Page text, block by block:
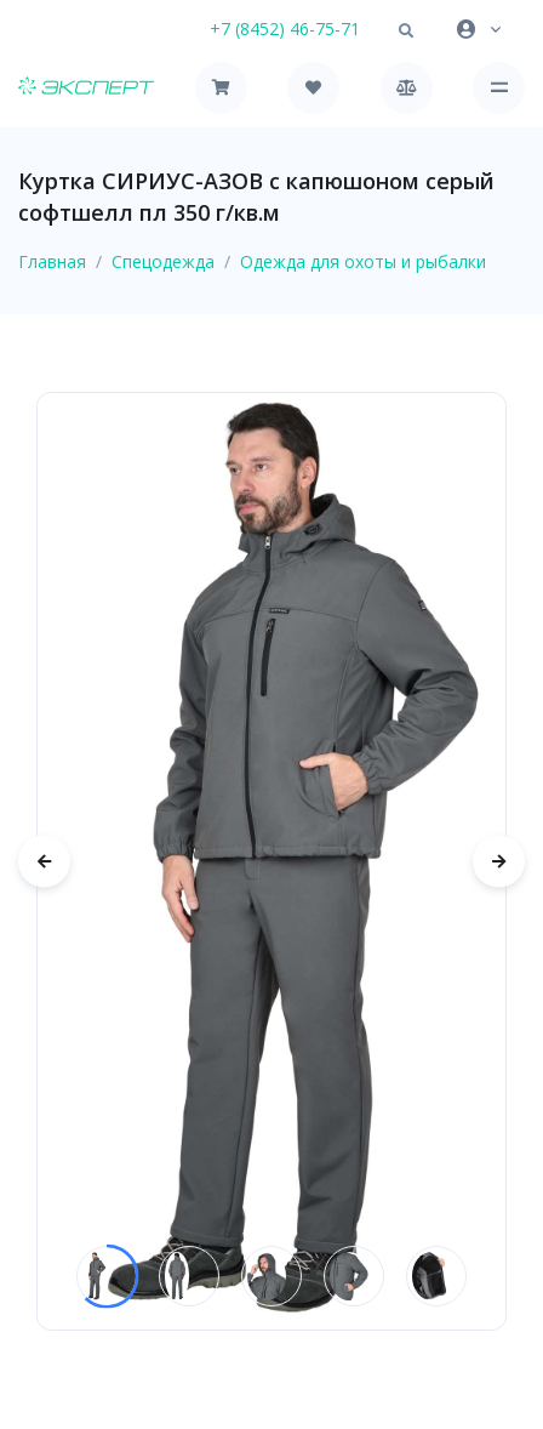
+7 (8452) 46-75-71
Куртка СИРИУС-АЗОВ с капюшоном серый
софтшелл пл 350 г/кв.м
Главная Спецодежда Одежда для охоты и рыбалки